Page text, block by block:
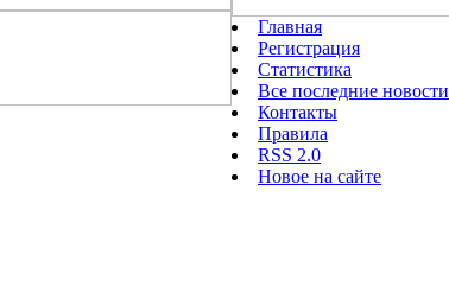
Главная
Регистрация
Статистика
Все последние новости
Контакты
Правила
RSS 2.0
Новое на сайте